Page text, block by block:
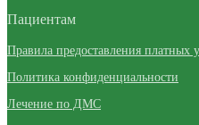
Пациентам
Правила предоставления платных
Политика конфиденциальности
Лечение по ДМС